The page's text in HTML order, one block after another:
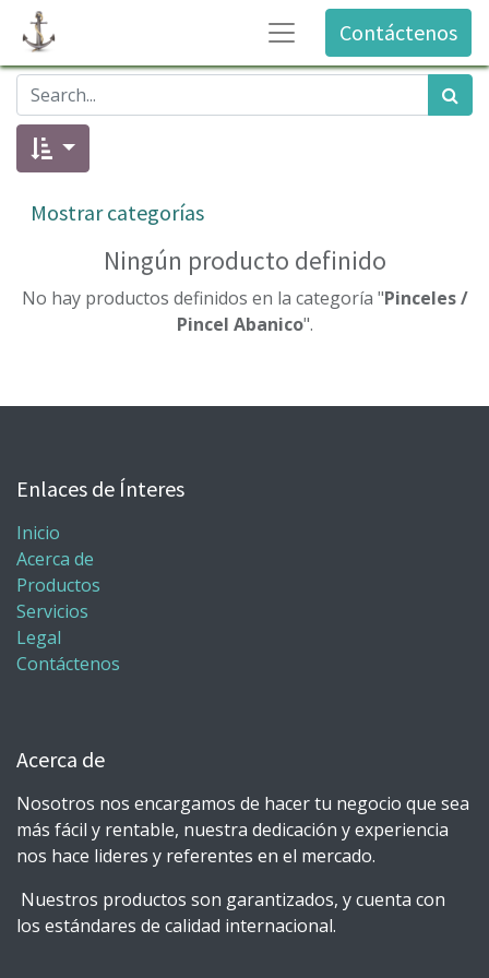
Contáctenos
Mostrar categorías
Ningún producto definido
No hay productos definidos en la categoría "Pinceles /
Pincel Abanico".
Enlaces de Ínteres
Inicio
Acerca de
Productos
Servicios
Legal
Contáctenos
Acerca de
Nosotros nos encargamos de hacer tu negocio que sea
más fácil y rentable, nuestra dedicación y experiencia
nos hace lideres y referentes en el mercado.
Nuestros productos son garantizados, y cuenta con
los estándares de calidad internacional.